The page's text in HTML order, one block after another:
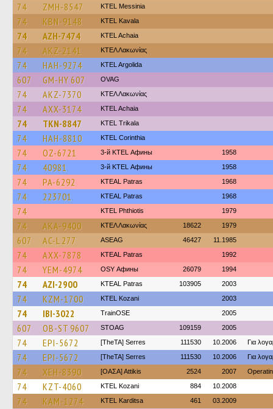
74 ZMH-8547 KTEL Messinia
74 KBN-9148 KTEL Kavala
74 AZH-7474 KTEL Achaia
74 AKZ-2141 ΚΤΕΛ Λακωνίας
74 HAH-9274 KTEL Argolida
607 GM-HY 607 OVAG
74 AKZ-7370 ΚΤΕΛ Λακωνίας
74 AXX-3174 KTEL Achaia
74 TKN-8847 ΚΤΕL Τrikala
74 HAH-8810 KTEL Corinthia
74 OZ-6721 3-й KTEL Афины 1958
74 40981 3-й KTEL Афины 1958
74 PA-6292 KTEAL Patras 1968
74 223701 KTEAL Patras 1968
74 ΚΤΕL Phthiotis 1979
74 AKA-9400 ΚΤΕΛ Λακωνίας 18622 1979
607 AC-L 277 ASEAG 46427 11.1985
74 AXX-7878 KTEAL Patras 1992
74 YEM-4974 OSY Афины 26079 1994
74 AZI-2900 KTEAL Patras 103905 2003
74 KZM-1700 ΚΤΕL Kozani 2003
74 IBI-3022 TrainΟSE 2005
607 OB-ST 9607 STOAG 109159 2005
74 EPI-5672 [TheTA] Serres 111530 10.2006 Για
74 EPI-5672 [TheTA] Serres 111530 10.2006 Για
74 XEH-8390 [ΟΑΣΑ] Αttikis 2524 2007
74 KZT-4060 ΚΤΕL Kozani 884 10.2008
74 KAM-1274 ΚΤΕL Karditsa 461 03.2009